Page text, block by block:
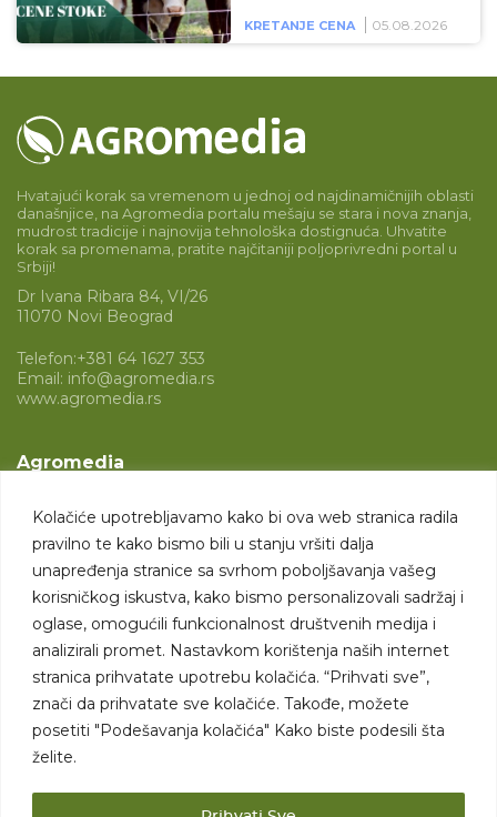
Kolačiće upotrebljavamo kako bi ova web stranica radila
pravilno te kako bismo bili u stanju vršiti dalja
unapređenja stranice sa svrhom poboljšavanja vašeg
korisničkog iskustva, kako bismo personalizovali sadržaj i
oglase, omogućili funkcionalnost društvenih medija i
analizirali promet. Nastavkom korištenja naših internet
stranica prihvatate upotrebu kolačića. “Prihvati sve”,
znači da prihvatate sve kolačiće. Takođe, možete
posetiti "Podešavanja kolačića" Kako biste podesili šta
želite.
KRETANJE CENA 05.08.2026
Hvatajući korak sa vremenom u jednoj od najdinamičnijih oblasti
današnjice, na Agromedia portalu mešaju se stara i nova znanja,
mudrost tradicije i najnovija tehnološka dostignuća. Uhvatite
korak sa promenama, pratite najčitaniji poljoprivredni portal u
Srbiji!
Dr Ivana Ribara 84, VI/26
11070 Novi Beograd
Telefon:+381 64 1627 353
Email: info@agromedia.rs
www.agromedia.rs
Agromedia
Svet poljoprivrede
Marketing usluge
Tražimo saradnike
Kontakt